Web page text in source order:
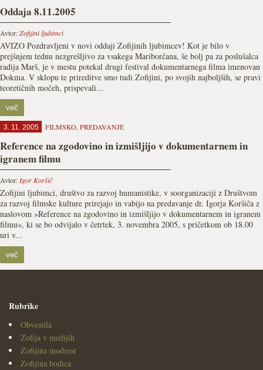
Oddaja 8.11.2005
Avtor:Zofijini ljubimci
AVIZO Pozdravljeni v novi oddaji Zofijinih ljubimcev! Kot je bilo v
prejšnjem tednu nezgrešljivo za vsakega Mariborčana, še bolj pa za poslušalca
radija Marš, je v mestu potekal drugi festival dokumentarnega filma imenovan
Dokma. V sklopu te prireditve smo tudi Zofijini, po svojih najboljših, se pravi
teoretičnih močeh, prispevali...
več
3. 11. 2005 FILMSKO, PREDAVANJE
Reference na zgodovino in izmišljijo v dokumentarnem in
igranem filmu
Avtor: Igor Koršič
Zofijini ljubimci, društvo za razvoj humanistike, v soorganizaciji z Društvom
za razvoj filmske kulture prirejajo in vabijo na predavanje dr. Igorja Koršiča z
naslovom »Reference na zgodovino in izmišljijo v dokumentarnem in igranem
filmu«, ki se bo odvijalo v četrtek, 3. novembra 2005, s pričetkom ob 18.00
uri v...
več
Rubrike
Obvestila
Zofija v medijih
Zofijina modrost
Zofijina bodica